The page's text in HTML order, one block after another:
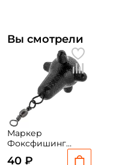
Вы смотрели
Маркер
Фоксфишинг
(цвет рандомный)
40 ₽